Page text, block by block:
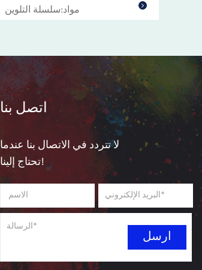
مواد:سلسلة التلوين
اتصل بنا
لا تتردد في الاتصال بنا عندما
تحتاج إلينا!